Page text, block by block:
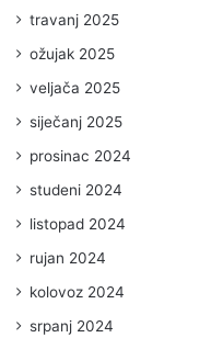
travanj 2025
ožujak 2025
veljača 2025
siječanj 2025
prosinac 2024
studeni 2024
listopad 2024
rujan 2024
kolovoz 2024
srpanj 2024